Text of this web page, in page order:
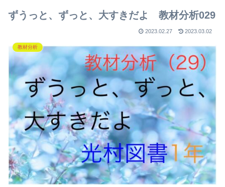
ずうっと、ずっと、大すきだよ 教材分析029
2023.02.27 2023.03.02
教材分析